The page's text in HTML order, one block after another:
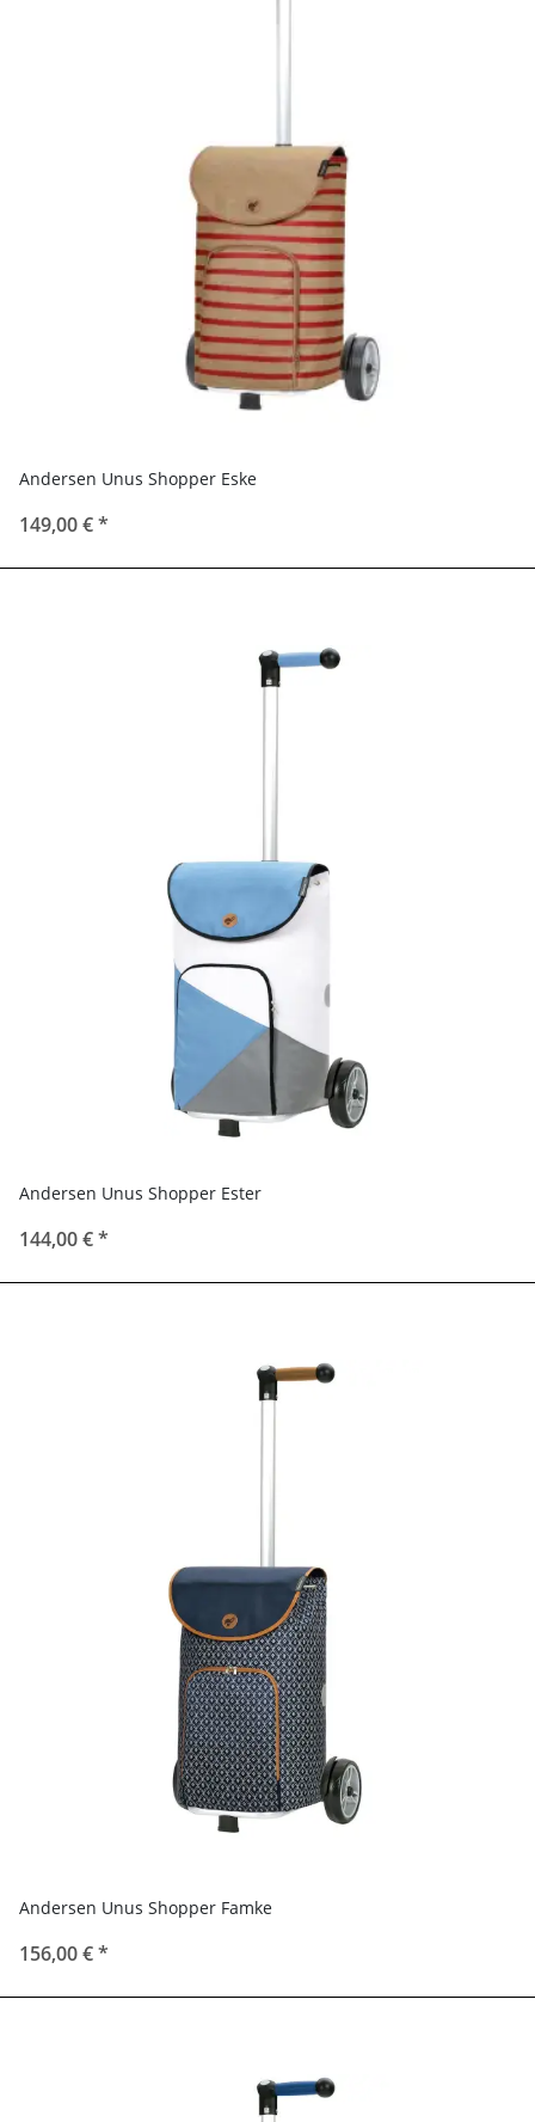
Andersen Unus Shopper Eske
149,00 €*
Andersen Unus Shopper Ester
144,00 €*
Andersen Unus Shopper Famke
156,00 €*